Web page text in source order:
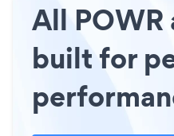
All POWR
built for